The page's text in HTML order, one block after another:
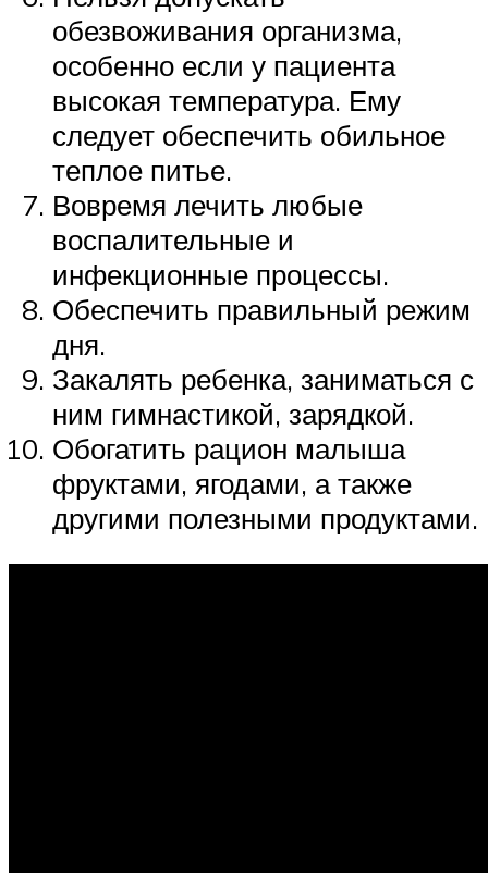
обезвоживания организма,
особенно если у пациента
высокая температура. Ему
следует обеспечить обильное
теплое питье.
Вовремя лечить любые
воспалительные и
инфекционные процессы.
Обеспечить правильный режим
дня.
Закалять ребенка, заниматься с
ним гимнастикой, зарядкой.
Обогатить рацион малыша
фруктами, ягодами, а также
другими полезными продуктами.